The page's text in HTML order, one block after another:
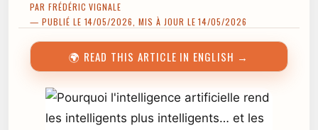
PAR FRÉDÉRIC VIGNALE
— PUBLIÉ LE 14/05/2026, MIS À JOUR LE 14/05/2026
🌍 READ THIS ARTICLE IN ENGLISH →